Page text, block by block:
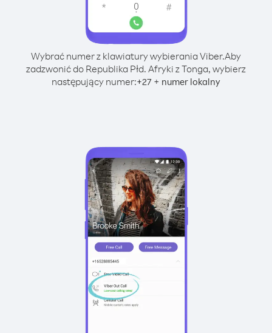
Wybrać numer z klawiatury wybierania Viber.Aby
zadzwonić do Republika Płd. Afryki z Tonga, wybierz
następujący numer:+27 + numer lokalny